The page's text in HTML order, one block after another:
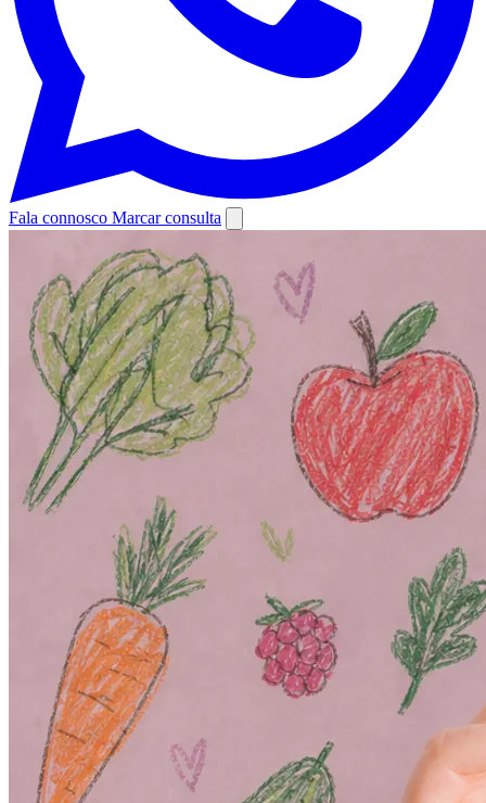
Fala connosco Marcar consulta